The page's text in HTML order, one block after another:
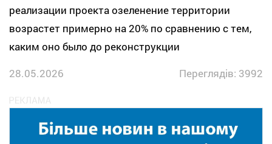
реализации проекта озеленение территории
возрастет примерно на 20% по сравнению с тем,
каким оно было до реконструкции
28.05.2026
Переглядів: 3992